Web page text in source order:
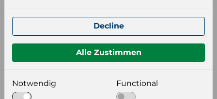
Bildeinstellungen
wählen Sie eine Auflösung für Ihr Bild aus
Zusätzliche Produktinformationen
Decline
Alle Zustimmen
Notwendig Functional